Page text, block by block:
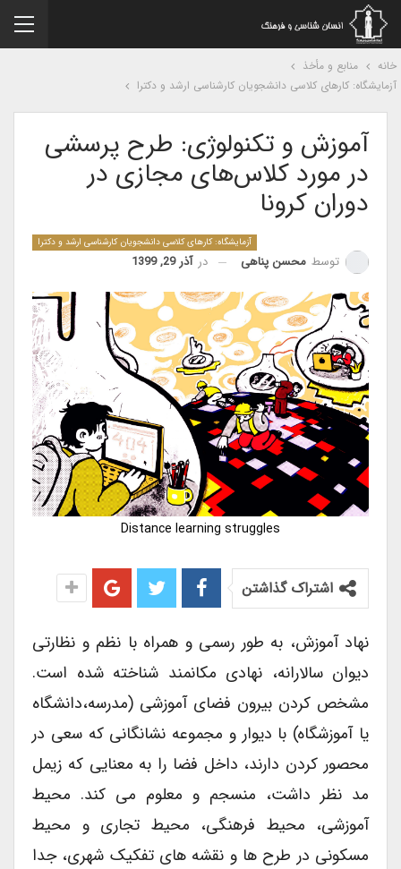
منابع و مأخذ
کارهای کلاسی دانشجویان کارشناسی ارشد و دکترا
آموزش و تکنولوژی: طرح پرسشی
در مورد کلاس‌های مجازی در
دوران کرونا
آزمایشگاه: کارهای کلاسی دانشجویان کارشناسی ارشد و دکترا
توسطمحسن پناهی درآذر 29, 1399
Distance learning struggles
اشتراک گذاشتن
نهاد آموزش، به طور رسمی و همراه با نظم و نظارتی
دیوان سالارانه، نهادی مکانمند شناخته شده است.
مشخص کردن بیرون فضای آموزشی (مدرسه،دانشگاه
یا آموزشگاه) با دیوار و مجموعه نشانگانی که سعی در
محصور کردن دارند، داخل فضا را به معنایی که زیمل
مد نظر داشت، منسجم و معلوم می کند. محیط
آموزشی، محیط فرهنگی، محیط تجاری و محیط
مسکونی در طرح ها و نقشه های تفکیک شهری، جدا